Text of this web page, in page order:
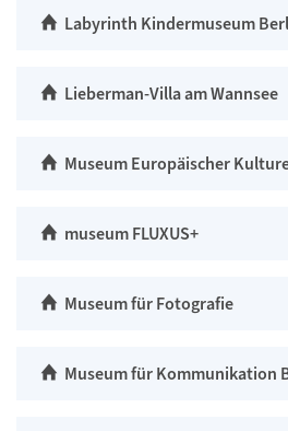
Labyrinth Kindermuseum
Lieberman-Villa am Wannsee
Museum Europäischer
museum FLUXUS+
Museum für Fotografie
Museum für Kommunikation